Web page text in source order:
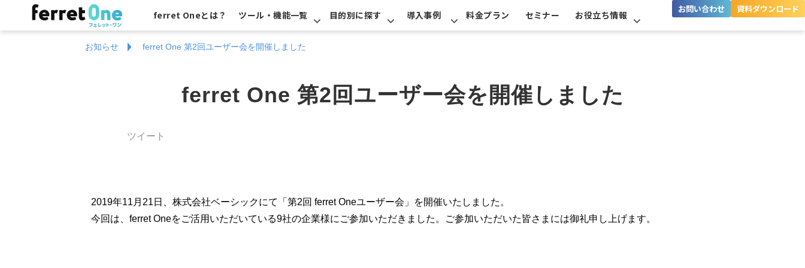
ferret Oneとは？ ツール・機能一覧 目的別に探す 導入事例 料金プラン セミナー お役立ち情報
お問い合わせ 資料ダウンロード
お知らせ ferret One 第2回ユーザー会を開催しました
ferret One 第2回ユーザー会を開催しました
ツイート
2019年11月21日、株式会社ベーシックにて「第2回 ferret Oneユーザー会」を開催いたしました。
今回は、ferret Oneをご活用いただいている9社の企業様にご参加いただきました。ご参加いただいた皆さまには御礼申し上げます。